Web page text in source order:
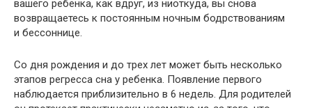
вашего ребенка, как вдруг, из ниоткуда, вы снова
возвращаетесь к постоянным ночным бодрствованиям
и бессоннице.
Со дня рождения и до трех лет может быть несколько
этапов регресса сна у ребенка. Появление первого
наблюдается приблизительно в 6 недель. Для родителей